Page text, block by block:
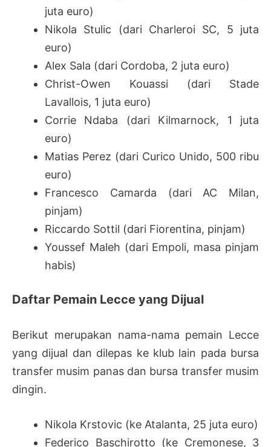
juta euro)
Nikola Stulic (dari Charleroi SC, 5 juta
euro)
Alex Sala (dari Cordoba, 2 juta euro)
Christ-Owen Kouassi (dari Stade
Lavallois, 1 juta euro)
Corrie Ndaba (dari Kilmarnock, 1 juta
euro)
Matias Perez (dari Curico Unido, 500 ribu
euro)
Francesco Camarda (dari AC Milan,
pinjam)
Riccardo Sottil (dari Fiorentina, pinjam)
Youssef Maleh (dari Empoli, masa pinjam
habis)
Daftar Pemain Lecce yang Dijual
Berikut merupakan nama-nama pemain Lecce
yang dijual dan dilepas ke klub lain pada bursa
transfer musim panas dan bursa transfer musim
dingin.
Nikola Krstovic (ke Atalanta, 25 juta euro)
Federico Baschirotto (ke Cremonese, 3